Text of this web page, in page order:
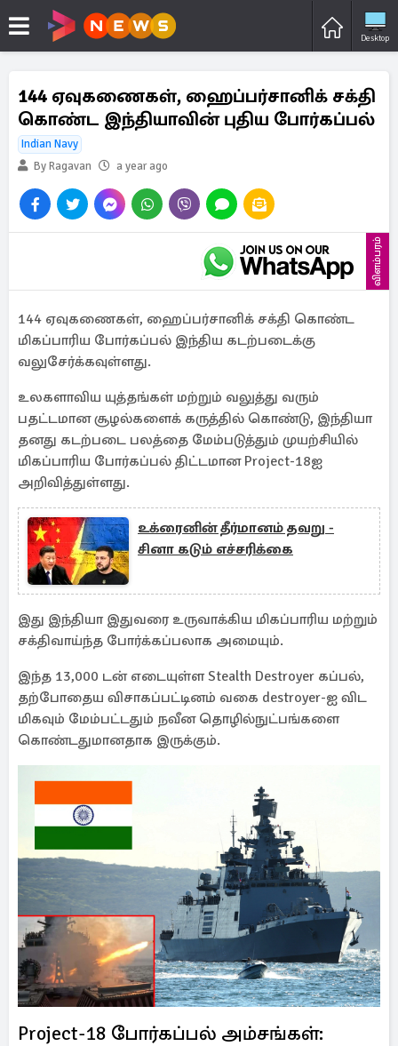
Desktop
144 ஏவுகணைகள், ஹைப்பர்சானிக் சக்தி
கொண்ட இந்தியாவின் புதிய போர்கப்பல்
Indian Navy
By Ragavan
a year ago
விளம்பரம்
144 ஏவுகணைகள், ஹைப்பர்சானிக் சக்தி கொண்ட
மிகப்பாரிய போர்கப்பல் இந்திய கடற்படைக்கு
வலுசேர்க்கவுள்ளது.
உலகளாவிய யுத்தங்கள் மற்றும் வலுத்து வரும்
பதட்டமான சூழல்களைக் கருத்தில் கொண்டு, இந்தியா
தனது கடற்படை பலத்தை மேம்படுத்தும் முயற்சியில்
மிகப்பாரிய போர்கப்பல் திட்டமான Project-18ஐ
அறிவித்துள்ளது.
உக்ரைனின் தீர்மானம் தவறு -
சினா கடும் எச்சரிக்கை
இது இந்தியா இதுவரை உருவாக்கிய மிகப்பாரிய மற்றும்
சக்திவாய்ந்த போர்க்கப்பலாக அமையும்.
இந்த 13,000 டன் எடையுள்ள Stealth Destroyer கப்பல்,
தற்போதைய விசாகப்பட்டினம் வகை destroyer-ஐ விட
மிகவும் மேம்பட்டதும் நவீன தொழில்நுட்பங்களை
கொண்டதுமானதாக இருக்கும்.
Project-18 போர்கப்பல் அம்சங்கள்: